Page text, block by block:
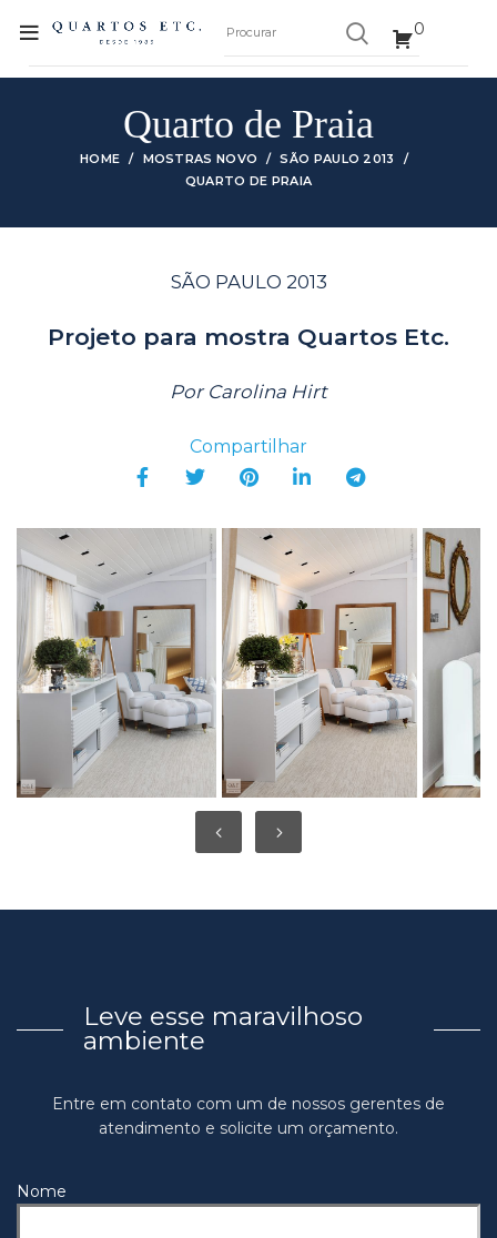
0
Quarto de Praia
HOME MOSTRAS NOVO
SÃO PAULO 2013
QUARTO DE PRAIA
SÃO PAULO 2013
Projeto para mostra Quartos Etc.
Por Carolina Hirt
Leve esse maravilhoso
ambiente
Entre em contato com um de nossos gerentes de
atendimento e solicite um orçamento.
Nome